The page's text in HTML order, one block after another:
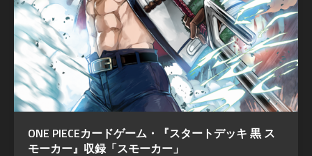
ONE PIECEカードゲーム・『スタートデッキ 黒 ス
モーカー』収録「スモーカー」